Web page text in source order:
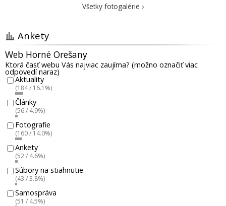
Všetky fotogalérie ›
Ankety
Web Horné Orešany
Ktorá časť webu Vás najviac zaujíma? (možno označiť viac
odpovedí naraz)
Aktuality
(184 / 16.1%)
Články
(56 / 4.9%)
Fotografie
(160 / 14.0%)
Ankety
(52 / 4.6%)
Súbory na stiahnutie
(43 / 3.8%)
Samospráva
(51 / 4.5%)